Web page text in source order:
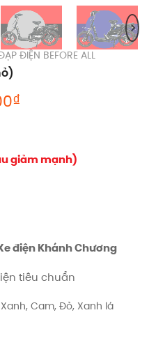
ĐIỆN BEFORE ALL
₫
là:
9.300.000₫.
giảm mạnh)
điện Khánh Chương
tiêu chuẩn
Cam, Đỏ, Xanh lá